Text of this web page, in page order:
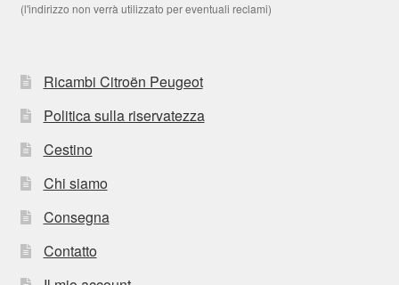
(l'indirizzo non verrà utilizzato per eventuali reclami)
Ricambi Citroën Peugeot
Politica sulla riservatezza
Cestino
Chi siamo
Consegna
Contatto